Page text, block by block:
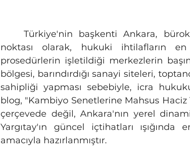
	Türkiye'nin başkenti Ankara, bürokrasinin, siyasetin ve ticaretin kesişim
noktası olarak, hukuki ihtilafların
prosedürlerin işletildiği merkezlerin
bölgesi, barındırdığı sanayi siteleri,
sahipliği yapması sebebiyle, icra
blog, "Kambiyo Senetlerine Mahsus
çerçevede değil, Ankara'nın yerel
Yargıtay'ın güncel içtihatları
amacıyla hazırlanmıştır.